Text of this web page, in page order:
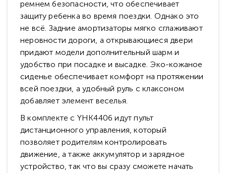
ремнем безопасности, что обеспечивает
защиту ребенка во время поездки. Однако это
не всё. Задние амортизаторы мягко сглаживают
неровности дороги, а открывающиеся двери
придают модели дополнительный шарм и
удобство при посадке и высадке. Эко-кожаное
сиденье обеспечивает комфорт на протяжении
всей поездки, а удобный руль с клаксоном
добавляет элемент веселья.
В комплекте с YHK4406 идут пульт
дистанционного управления, который
позволяет родителям контролировать
движение, а также аккумулятор и зарядное
устройство, так что вы сразу сможете начать